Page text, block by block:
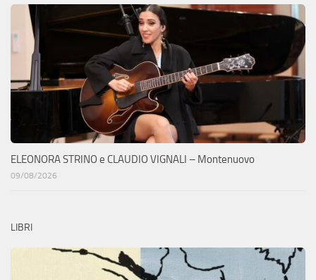
ELEONORA STRINO e CLAUDIO VIGNALI – Montenuovo
09/08/2026
LIBRI